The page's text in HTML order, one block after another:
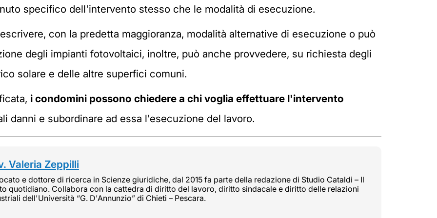
specifico dell'intervento stesso che le modalità di esecuzione.
con la predetta maggioranza, modalità alternative di esecuzione o può
degli impianti fotovoltaici, inoltre, può anche provvedere, su richiesta degli
solare e delle altre superfici comuni.
i condomini possono chiedere a chi voglia effettuare l'intervento
danni e subordinare ad essa l'esecuzione del lavoro.
Valeria Zeppilli
e dottore di ricerca in Scienze giuridiche, dal 2015 fa parte della redazione di Studio Cataldi – Il
quotidiano. Collabora con la cattedra di diritto del lavoro, diritto sindacale e diritto delle relazioni
dell'Università “G. D'Annunzio” di Chieti – Pescara.